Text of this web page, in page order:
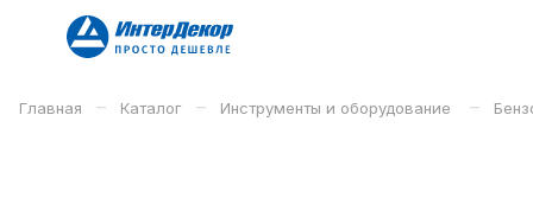
Главная – Каталог – Инструменты и оборудование –